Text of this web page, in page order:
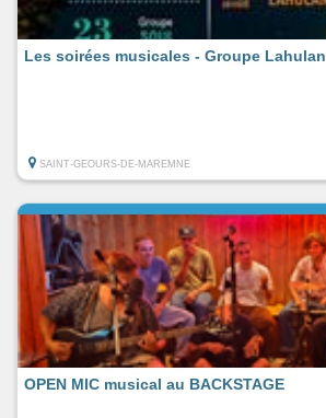
Les soirées musicales - Groupe Lahulan
SAINT-GEOURS-DE-MAREMNE
OPEN MIC musical au BACKSTAGE